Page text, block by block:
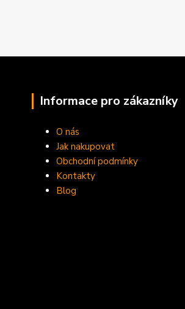
Informace pro zákazníky
O nás
Jak nakupovat
Obchodní podmínky
Kontakty
Blog